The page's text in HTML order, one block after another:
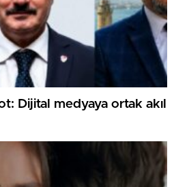
Dijital medyaya ortak akıl